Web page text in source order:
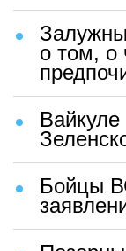
о том, о
Бойцы